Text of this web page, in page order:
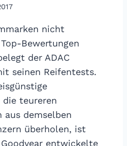
nicht
Bewertungen
der ADAC
seinen Reifentests.
teureren
aus demselben
überholen, ist
entwickelte